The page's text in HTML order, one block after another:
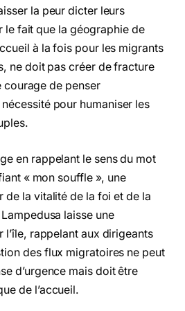
la peur dicter leurs
le fait que la géographie de
à la fois pour les migrants
ne doit pas créer de fracture
de penser
pour humaniser les
en rappelant le sens du mot
« mon souffle », une
de la vitalité de la foi et de la
laisse une
l’île, rappelant aux dirigeants
des flux migratoires ne peut
d’urgence mais doit être
de l’accueil.